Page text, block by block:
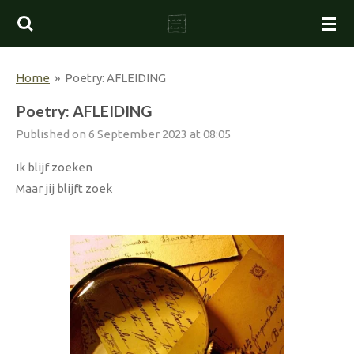
Skip
content
Home » Poetry: AFLEIDING
Poetry: AFLEIDING
Published on 6 September 2023 at 08:05
Ik blijf zoeken
Maar jij blijft zoek